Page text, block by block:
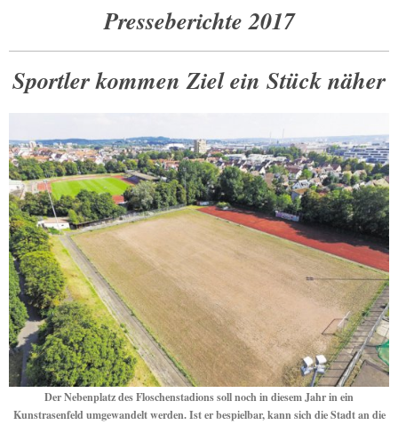
Presseberichte 2017
Sportler kommen Ziel ein Stück näher
Der Nebenplatz des Floschenstadions soll noch in diesem Jahr in ein
Kunstrasenfeld umgewandelt werden. Ist er bespielbar, kann sich die Stadt an die